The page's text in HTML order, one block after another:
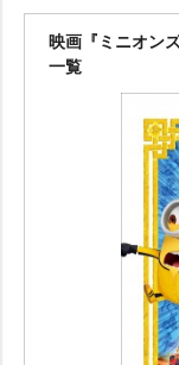
映画『ミニオン
一覧